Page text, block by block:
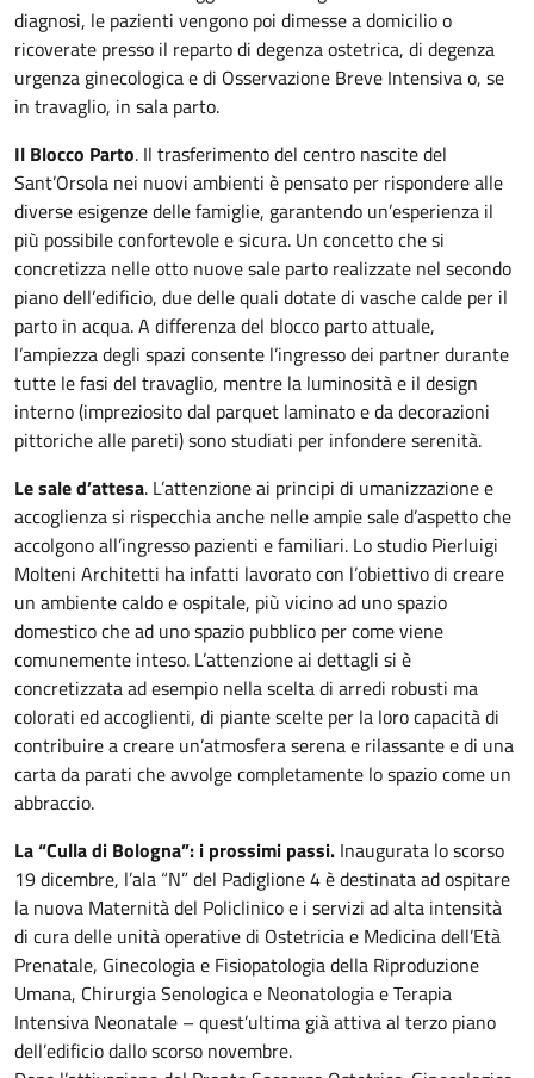
diagnosi, le pazienti vengono poi dimesse a domicilio o
ricoverate presso il reparto di degenza ostetrica, di degenza
urgenza ginecologica e di Osservazione Breve Intensiva o, se
in travaglio, in sala parto.
Il Blocco Parto. Il trasferimento del centro nascite del
Sant’Orsola nei nuovi ambienti è pensato per rispondere alle
diverse esigenze delle famiglie, garantendo un’esperienza il
più possibile confortevole e sicura. Un concetto che si
concretizza nelle otto nuove sale parto realizzate nel secondo
piano dell’edificio, due delle quali dotate di vasche calde per il
parto in acqua. A differenza del blocco parto attuale,
l’ampiezza degli spazi consente l’ingresso dei partner durante
tutte le fasi del travaglio, mentre la luminosità e il design
interno (impreziosito dal parquet laminato e da decorazioni
pittoriche alle pareti) sono studiati per infondere serenità.
Le sale d’attesa. L’attenzione ai principi di umanizzazione e
accoglienza si rispecchia anche nelle ampie sale d’aspetto che
accolgono all’ingresso pazienti e familiari. Lo studio Pierluigi
Molteni Architetti ha infatti lavorato con l’obiettivo di creare
un ambiente caldo e ospitale, più vicino ad uno spazio
domestico che ad uno spazio pubblico per come viene
comunemente inteso. L’attenzione ai dettagli si è
concretizzata ad esempio nella scelta di arredi robusti ma
colorati ed accoglienti, di piante scelte per la loro capacità di
contribuire a creare un’atmosfera serena e rilassante e di una
carta da parati che avvolge completamente lo spazio come un
abbraccio.
La “Culla di Bologna”: i prossimi passi. Inaugurata lo scorso
19 dicembre, l’ala “N” del Padiglione 4 è destinata ad ospitare
la nuova Maternità del Policlinico e i servizi ad alta intensità
di cura delle unità operative di Ostetricia e Medicina dell’Età
Prenatale, Ginecologia e Fisiopatologia della Riproduzione
Umana, Chirurgia Senologica e Neonatologia e Terapia
Intensiva Neonatale – quest’ultima già attiva al terzo piano
dell’edificio dallo scorso novembre.